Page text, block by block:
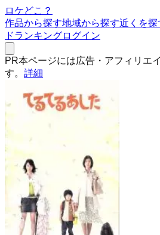
ロケどこ？
作品から探す地域から探す近くを探
ドランキングログイン
PR本ページには広告・アフィリエ
す。 詳細